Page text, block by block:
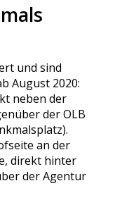
und sind
August 2020:
neben der
der OLB
an der
direkt hinter
der Agentur